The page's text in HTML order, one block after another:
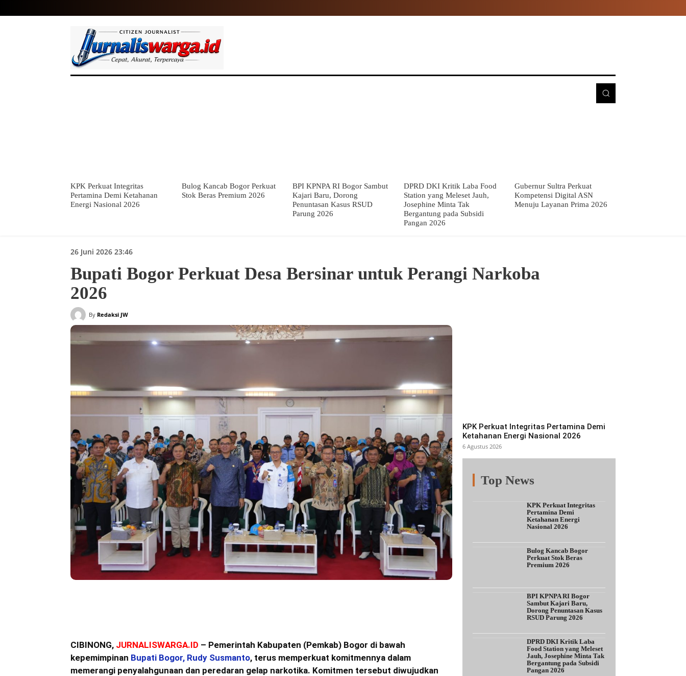
KPK Perkuat Integritas
Pertamina Demi Ketahanan
Energi Nasional 2026
Bulog Kancab Bogor Perkuat
Stok Beras Premium 2026
BPI KPNPA RI Bogor Sambut
Kajari Baru, Dorong
Penuntasan Kasus RSUD
Parung 2026
DPRD DKI Kritik Laba Food
Station yang Meleset Jauh,
Josephine Minta Tak
Bergantung pada Subsidi
Pangan 2026
Gubernur Sultra Perkuat
Kompetensi Digital ASN
Menuju Layanan Prima 2026
26 Juni 2026 23:46
Bupati Bogor Perkuat Desa Bersinar untuk Perangi Narkoba
2026
By Redaksi JW
CIBINONG, JURNALISWARGA.ID – Pemerintah Kabupaten (Pemkab) Bogor di bawah
kepemimpinan Bupati Bogor, Rudy Susmanto, terus memperkuat komitmennya dalam
memerangi penyalahgunaan dan peredaran gelap narkotika. Komitmen tersebut diwujudkan
KPK Perkuat Integritas Pertamina Demi
Ketahanan Energi Nasional 2026
6 Agustus 2026
Top News
Fitur Populer
KPK Perkuat Integritas
Pertamina Demi
Ketahanan Energi
Nasional 2026
Bulog Kancab Bogor
Perkuat Stok Beras
Premium 2026
BPI KPNPA RI Bogor
Sambut Kajari Baru,
Dorong Penuntasan Kasus
RSUD Parung 2026
DPRD DKI Kritik Laba
Food Station yang Meleset
Jauh, Josephine Minta Tak
Bergantung pada Subsidi
Pangan 2026